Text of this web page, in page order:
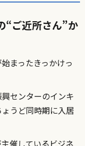
“ご近所さん”か
まったきっかけっ
センターのインキ
うど同時期に入居
催しているビジネ